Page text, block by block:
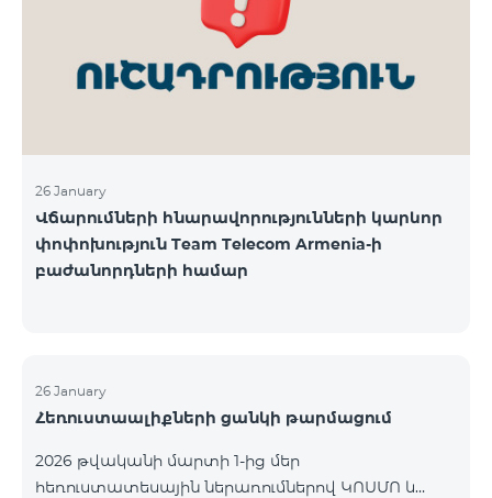
վճարահաշվարկային ընկերությունների կողմից
Team Telecom Armenia-ին առաջարկված
պայմանները ենթադրում էին ծառայությունների
26 January
Վճարումների հնարավորությունների կարևոր
փոփոխություն Team Telecom Armenia-ի
բաժանորդների համար
26 January
Հեռուստաալիքների ցանկի թարմացում
2026 թվականի մարտի 1-ից մեր
հեռուստատեսային ներառումներով ԿՈՍՄՈ և